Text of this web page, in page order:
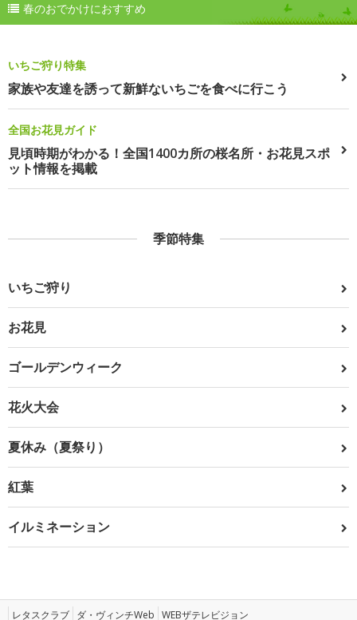
春のおでかけにおすすめ
いちご狩り特集
家族や友達を誘って新鮮ないちごを食べに行こう
全国お花見ガイド
見頃時期がわかる！全国1400カ所の桜名所・お花見スポ
ット情報を掲載
季節特集
いちご狩り
お花見
ゴールデンウィーク
花火大会
夏休み（夏祭り）
紅葉
イルミネーション
レタスクラブ ダ・ヴィンチWeb WEBザテレビジョン